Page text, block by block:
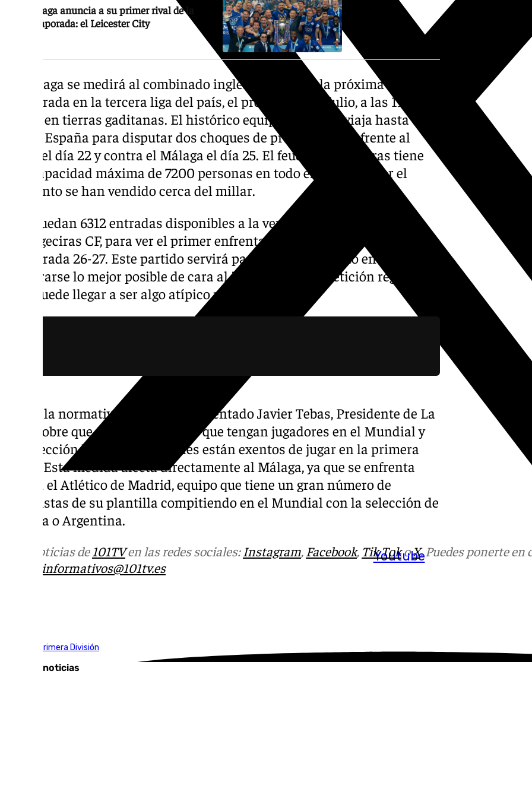
Youtube
El Málaga anuncia a su primer rival de la
pretemporada: el Leicester City
El Málaga se medirá al combinado inglés, que jugará la próxima
temporada en la tercera liga del país, el próximo 25 de julio, a las 19.00
horas, en tierras gaditanas. El histórico equipo británico viaja hasta el
sur de España para disputar dos choques de pretemporada, frente al
Cádiz el día 22 y contra el Málaga el día 25. El feudo del Algeciras tiene
una capacidad máxima de 7200 personas en todo el estadio y por el
momento se han vendido cerca del millar.
Aún quedan 6312 entradas disponibles a la venta, según la página web
del Algeciras CF, para ver el primer enfrentamiento de los de Funes en la
temporada 26-27. Este partido servirá para ponerse a punto en lo físico y
prepararse lo mejor posible de cara al inicio de la competición regular, el
cual puede llegar a ser algo atípico para el Málaga.
Según la normativa que ha implementado Javier Tebas, Presidente de La
Liga, sobre que todos los equipos que tengan jugadores en el Mundial y
su selección llegue a semifinales están exentos de jugar en la primera
fecha. Esta medida afecta directamente al Málaga, ya que se enfrenta
contra el Atlético de Madrid, equipo que tiene un gran número de
futbolistas de su plantilla compitiendo en el Mundial con la selección de
España o Argentina.
Más noticias de101TVen las redes sociales:Instagram, Facebook, Tik TokoX. Puedes ponerte
informativos@101tv.es
Primera División
Últimas noticias